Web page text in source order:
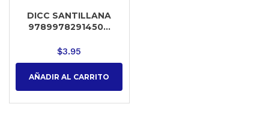
DICC SANTILLANA
9789978291450...
$3.95
AÑADIR AL CARRITO